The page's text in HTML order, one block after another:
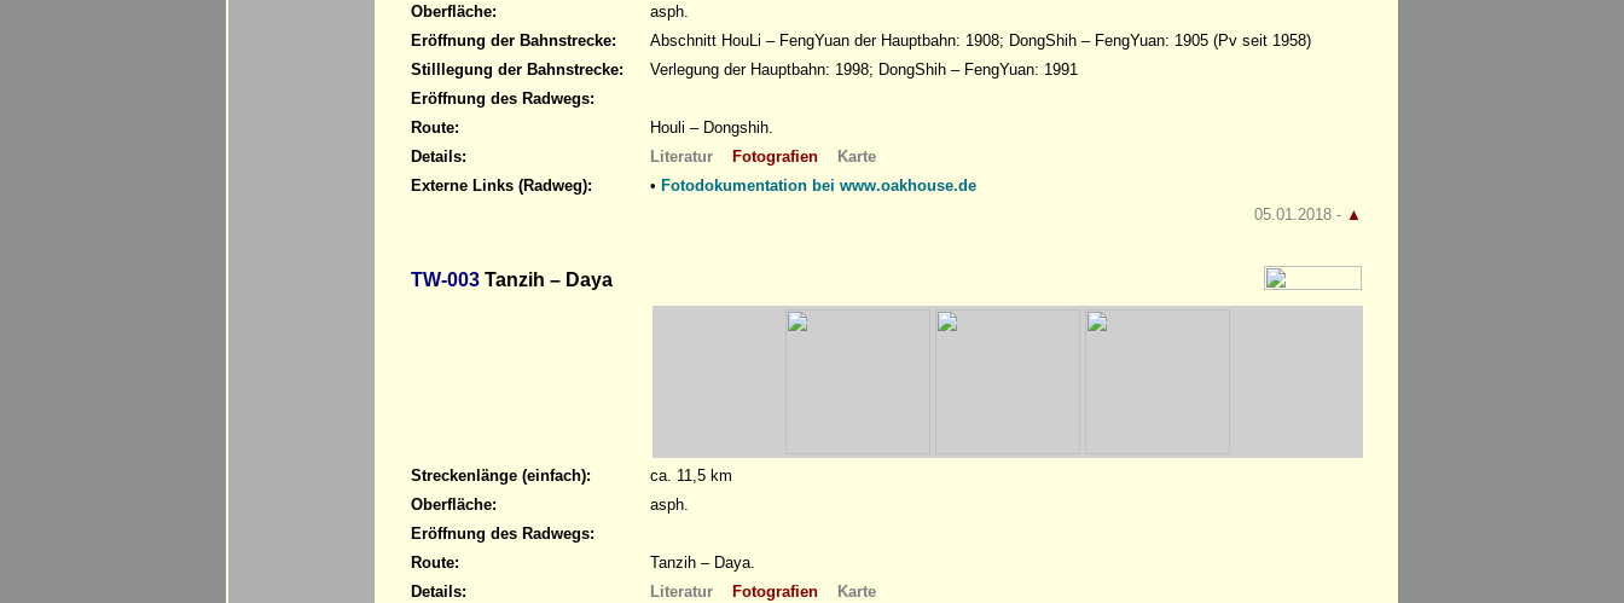
Oberfläche:
asph.
Eröffnung der Bahnstrecke:
Abschnitt HouLi – FengYuan der Hauptbahn: 1908; DongShih – FengYuan: 1905 (Pv seit 1958)
Stilllegung der Bahnstrecke:
Verlegung der Hauptbahn: 1998; DongShih – FengYuan: 1991
Eröffnung des Radwegs:
Route:
Houli – Dongshih.
Details:
Literatur Fotografien
Karte
Externe Links (Radweg):
• Fotodokumentation bei www.oakhouse.de
05.01.2018 - ▲
TW-003 Tanzih – Daya
Streckenlänge (einfach):
ca. 11,5 km
Oberfläche:
asph.
Eröffnung des Radwegs:
Route:
Tanzih – Daya.
Details:
Literatur Fotografien
Karte